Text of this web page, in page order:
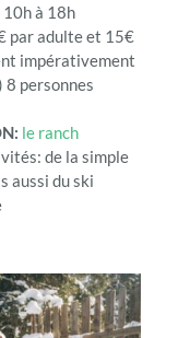
10h à 18h
par adulte et 15€
impérativement
8 personnes
le ranch
de la simple
aussi du ski